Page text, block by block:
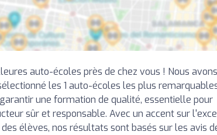
auto-écoles près de chez vous ! Nous avons
les 1 auto-écoles les plus
une formation de qualité, essentielle pour
sûr et responsable. Avec un accent sur
élèves, nos résultats sont basés sur les avis